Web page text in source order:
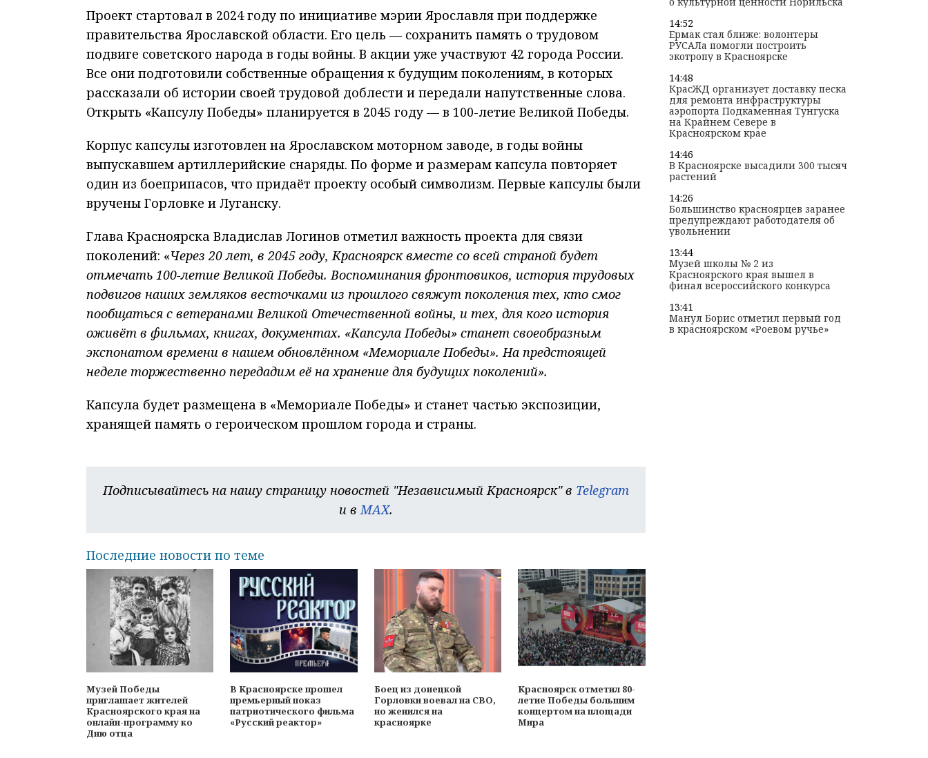
Проект стартовал в 2024 году по инициативе мэрии Ярославля при поддержке
правительства Ярославской области. Его цель — сохранить память о трудовом
подвиге советского народа в годы войны. В акции уже участвуют 42 города России.
Все они подготовили собственные обращения к будущим поколениям, в которых
рассказали об истории своей трудовой доблести и передали напутственные слова.
Открыть «Капсулу Победы» планируется в 2045 году — в 100-летие Великой Победы.
Корпус капсулы изготовлен на Ярославском моторном заводе, в годы войны
выпускавшем артиллерийские снаряды. По форме и размерам капсула повторяет
один из боеприпасов, что придаёт проекту особый символизм. Первые капсулы были
вручены Горловке и Луганску.
Глава Красноярска Владислав Логинов отметил важность проекта для связи
поколений: «Через 20 лет, в 2045 году, Красноярск вместе со всей страной будет
отмечать 100-летие Великой Победы. Воспоминания фронтовиков, история трудовых
подвигов наших земляков весточками из прошлого свяжут поколения тех, кто смог
пообщаться с ветеранами Великой Отечественной войны, и тех, для кого история
оживёт в фильмах, книгах, документах. «Капсула Победы» станет своеобразным
экспонатом времени в нашем обновлённом «Мемориале Победы». На предстоящей
неделе торжественно передадим её на хранение для будущих поколений».
Капсула будет размещена в «Мемориале Победы» и станет частью экспозиции,
хранящей память о героическом прошлом города и страны.
Подписывайтесь на нашу страницу новостей "Независимый Красноярск" в Telegram
и вMAX.
Последние новости по теме
Музей Победы
приглашает жителей
Красноярского края на
онлайн-программу ко
Дню отца
В Красноярске прошел
премьерный показ
патриотического фильма
«Русский реактор»
Боец из донецкой
Горловки воевал на СВО,
но женился на
красноярке
Красноярск отметил 80-
летие Победы большим
концертом на площади
Мира
14:52
Ермак стал ближе: волонтеры
РУСАЛа помогли построить
экотропу в Красноярске
14:48
КрасЖД организует доставку песка
для ремонта инфраструктуры
аэропорта Подкаменная Тунгуска
на Крайнем Севере в
Красноярском крае
14:46
В Красноярске высадили 300 тысяч
растений
14:26
Большинство красноярцев заранее
предупреждают работодателя об
увольнении
13:44
Музей школы № 2 из
Красноярского края вышел в
финал всероссийского конкурса
13:41
Манул Борис отметил первый год
в красноярском «Роевом ручье»